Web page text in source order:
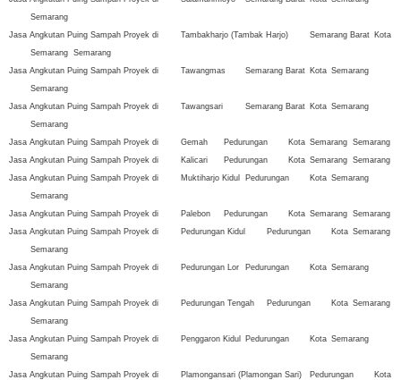
Semarang
Jasa Angkutan Puing Sampah Proyek di
Tambakharjo (Tambak Harjo) Semarang Barat Kota
Semarang Semarang
Jasa Angkutan Puing Sampah Proyek di
Tawangmas Semarang Barat Kota Semarang
Semarang
Jasa Angkutan Puing Sampah Proyek di
Tawangsari Semarang Barat Kota Semarang
Semarang
Jasa Angkutan Puing Sampah Proyek di
Gemah Pedurungan Kota Semarang Semarang
Jasa Angkutan Puing Sampah Proyek di
Kalicari Pedurungan Kota Semarang Semarang
Jasa Angkutan Puing Sampah Proyek di
Muktiharjo Kidul Pedurungan Kota Semarang
Semarang
Jasa Angkutan Puing Sampah Proyek di
Palebon Pedurungan Kota Semarang Semarang
Jasa Angkutan Puing Sampah Proyek di
Pedurungan Kidul Pedurungan Kota Semarang
Semarang
Jasa Angkutan Puing Sampah Proyek di
Pedurungan Lor Pedurungan Kota Semarang
Semarang
Jasa Angkutan Puing Sampah Proyek di
Pedurungan Tengah Pedurungan Kota Semarang
Semarang
Jasa Angkutan Puing Sampah Proyek di
Penggaron Kidul Pedurungan Kota Semarang
Semarang
Jasa Angkutan Puing Sampah Proyek di
Plamongansari (Plamongan Sari) Pedurungan
Kota